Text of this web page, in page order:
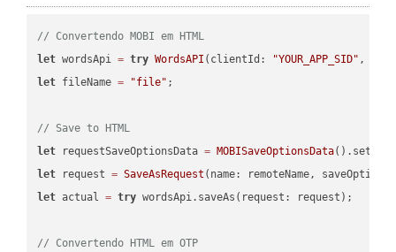
// Convertendo MOBI em HTML
let wordsApi = try WordsAPI (clientId: "YOUR_APP_SID" ,
let fileName = "file" ;
// Save to HTML
let requestSaveOptionsData = MOBISaveOptionsData
let request = SaveAsRequest (name: remoteName,
let actual = try wordsApi.saveAs(request: request);
// Convertendo HTML em OTP